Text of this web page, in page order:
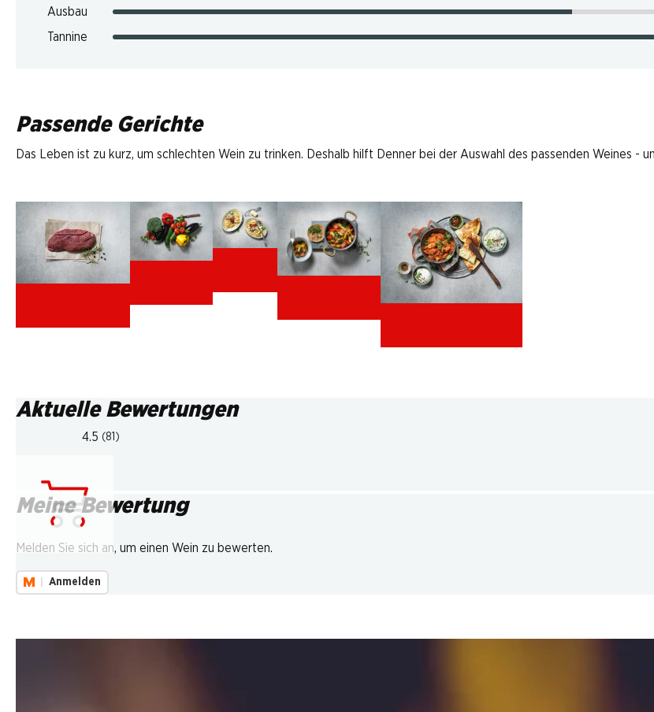
Ausbau
Tannine
Passende Gerichte
Das Leben ist zu kurz, um schlechten Wein zu trinken. Deshalb hilft Denner bei der Auswahl des passenden Weines -
Aktuelle Bewertungen
4.5 (81)
Meine Bewertung
Melden Sie sich an, um einen Wein zu bewerten.
Anmelden